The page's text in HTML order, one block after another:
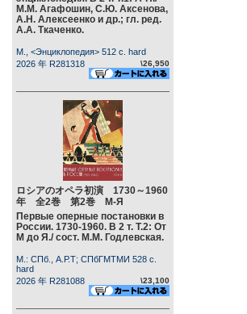
М.М. Агафошин, С.Ю. Аксенова,
А.Н. Алексеенко и др.; гл. ред.
А.А. Ткаченко.
М., <Энциклопедия> 512 c. hard
2026 年 R281318
\26,950
ロシアのオペラ初演 1730～1960
年 全2巻 第2巻 М-Я
Первые оперные постановки в
России. 1730-1960. В 2 т. Т.2: От
М до Я./ сост. М.М. Годлевская.
М.: СПб., А.Р.Т; СПбГМТМИ 528 c.
hard
2026 年 R281088
\23,100